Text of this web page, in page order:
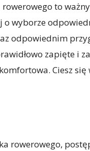
to
o wyborze
odpowiednim
zapięte i
Ciesz
rowerowego,